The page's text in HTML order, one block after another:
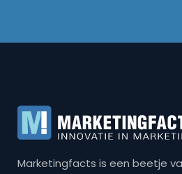
Marketingfacts is een beetje